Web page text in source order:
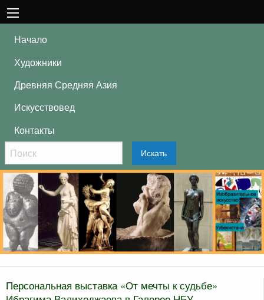
Начало
Художники
Древняя Средняя Азия
Искусствовед
Контакты
Искать
Персональная выставка «От мечты к судьбе»